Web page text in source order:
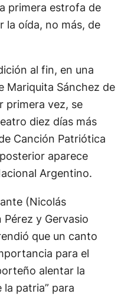
primera estrofa de
la oída, no más, de
al fin, en una
Mariquita Sánchez de
primera vez, se
diez días más
Canción Patriótica
aparece
Argentino.
(Nicolás
Pérez y Gervasio
que un canto
para el
alentar la
la patria” para